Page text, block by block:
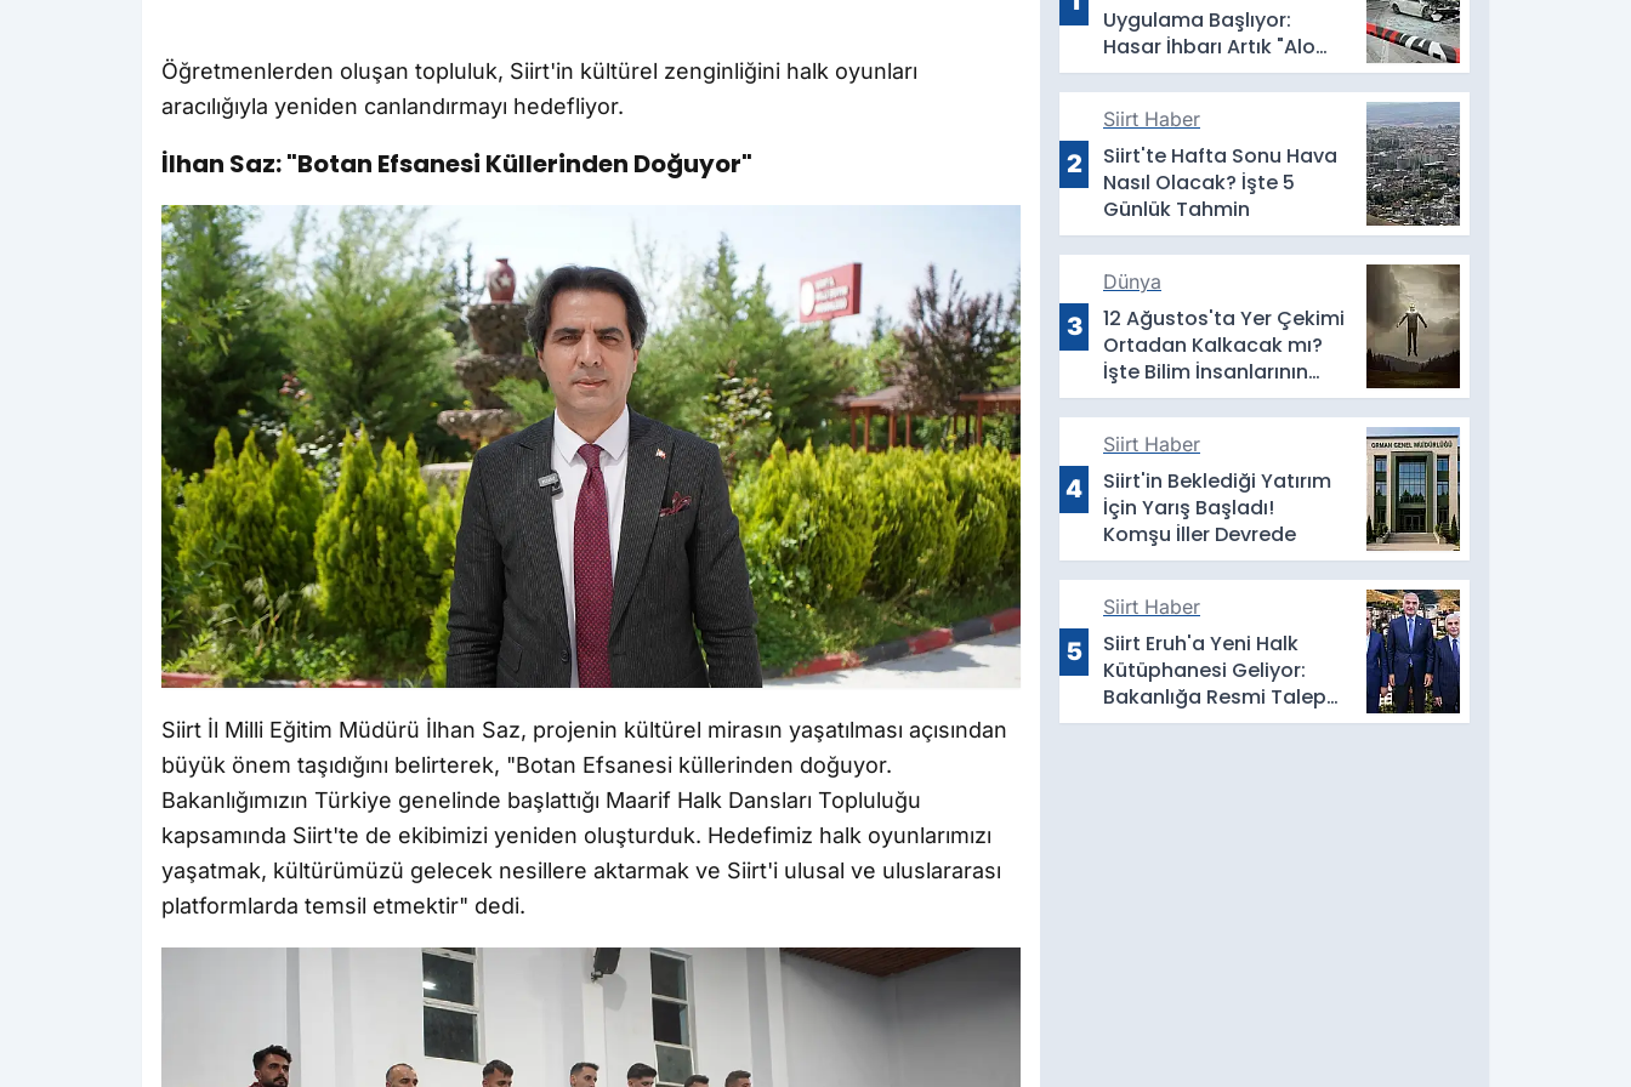
Öğretmenlerden oluşan topluluk, Siirt'in kültürel zenginliğini halk oyunları
aracılığıyla yeniden canlandırmayı hedefliyor.
İlhan Saz: "Botan Efsanesi Küllerinden Doğuyor"
Siirt İl Milli Eğitim Müdürü İlhan Saz, projenin kültürel mirasın yaşatılması açısından
büyük önem taşıdığını belirterek, "Botan Efsanesi küllerinden doğuyor.
Bakanlığımızın Türkiye genelinde başlattığı Maarif Halk Dansları Topluluğu
kapsamında Siirt'te de ekibimizi yeniden oluşturduk. Hedefimiz halk oyunlarımızı
yaşatmak, kültürümüzü gelecek nesillere aktarmak ve Siirt'i ulusal ve uluslararası
platformlarda temsil etmektir" dedi.
Uygulama Başlıyor:
Hasar İhbarı Artık "Alo
193" Üzerinden Yapılacak
2
Siirt Haber
Siirt'te Hafta Sonu Hava
Nasıl Olacak? İşte 5
Günlük Tahmin
3
Dünya
12 Ağustos'ta Yer Çekimi
Ortadan Kalkacak mı?
İşte Bilim İnsanlarının
Yanıtı
4
Siirt Haber
Siirt'in Beklediği Yatırım
İçin Yarış Başladı!
Komşu İller Devrede
5
Siirt Haber
Siirt Eruh'a Yeni Halk
Kütüphanesi Geliyor:
Bakanlığa Resmi Talep
İletildi